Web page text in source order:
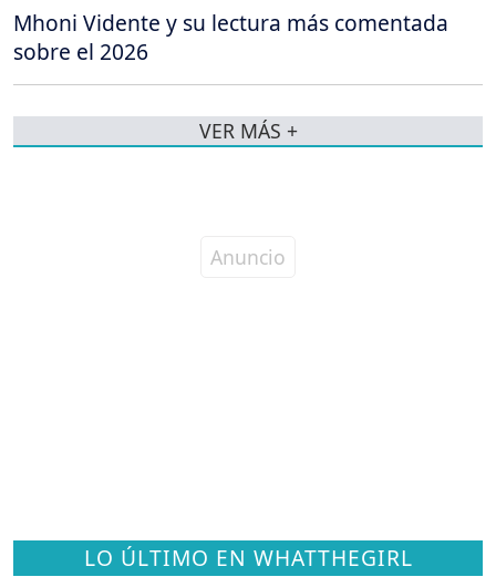
LO ÚLTIMO EN WHATTHEGIRL
Mhoni Vidente y su lectura más comentada
sobre el 2026
VER MÁS +